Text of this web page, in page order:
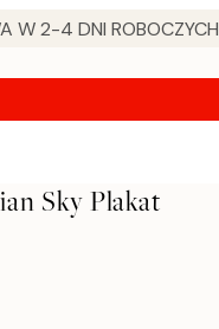
W 2-4 DNI ROBOCZYCH
Sky Plakat